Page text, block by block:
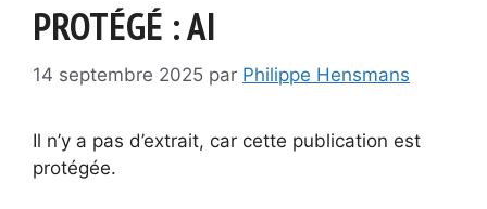
PROTÉGÉ : AI
14 septembre 2025 par Philippe Hensmans
Il n’y a pas d’extrait, car cette publication est
protégée.